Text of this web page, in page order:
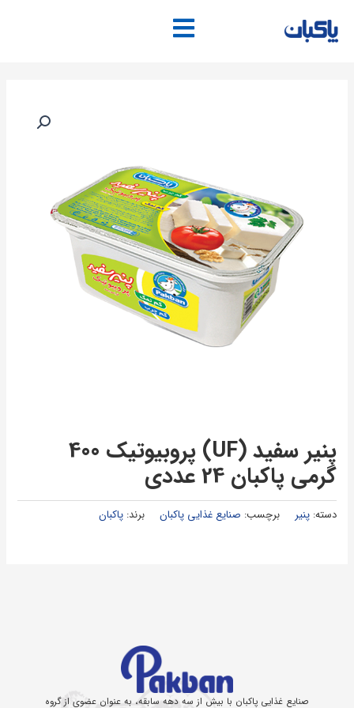
محتوا
پنير سفيد (UF) پروبيوتيك 400
گرمي پاكبان 24 عددي
دسته:پنیر برچسب: صنایع غذایی پاکبان برند:پاکبان
صنایع غذایی پاکبان با بیش از سه دهه سابقه، به عنوان عضوی از گروه